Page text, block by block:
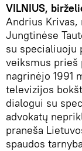
VILNIUS,
Andrius Krivas,
Jungtinėse
su specialiuoju
veiksmus
nagrinėjo 1991
televizijos
dialogui su
advokatų
praneša
spaudos